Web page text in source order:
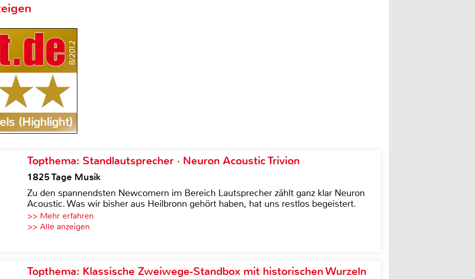
8/2012
(Highlight)
Topthema: Standlautsprecher · Neuron Acoustic Trivion
1825 Tage Musik
Zu den spannendsten Newcomern im Bereich Lautsprecher zählt ganz klar Neuron
Acoustic. Was wir bisher aus Heilbronn gehört haben, hat uns restlos begeistert.
>> Mehr erfahren
>> Alle anzeigen
Topthema: Klassische Zweiwege-Standbox mit historischen Wurzeln